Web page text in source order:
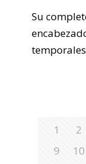
Su
1 2
9
10